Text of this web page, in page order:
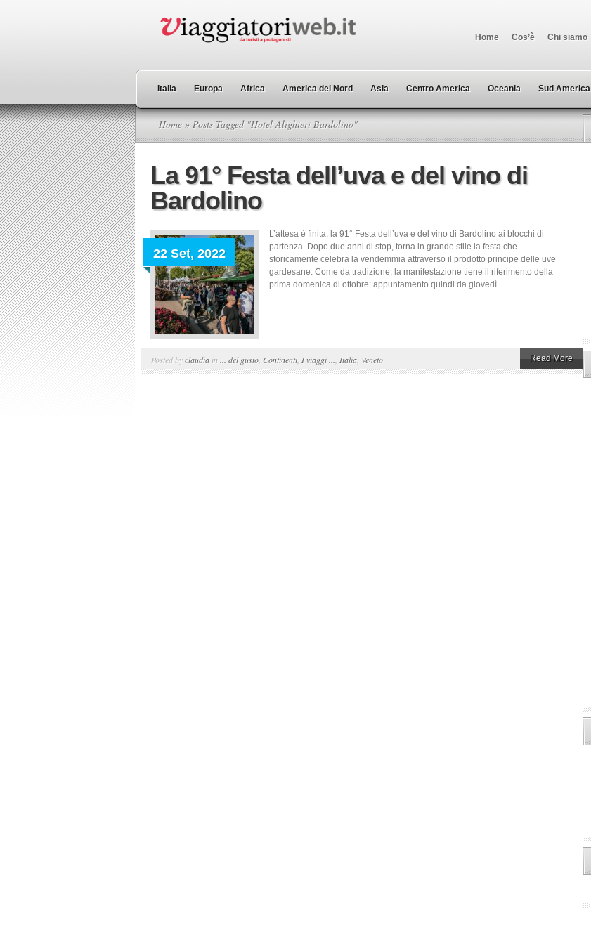
Home Cos’è Chi siamo
Italia Europa Africa America del Nord Asia Centro America Oceania Sud America
Home » Posts Tagged "Hotel Alighieri Bardolino"
La 91° Festa dell’uva e del vino di
Bardolino
22 Set, 2022
L’attesa è finita, la 91° Festa dell’uva e del vino di Bardolino ai blocchi di
partenza. Dopo due anni di stop, torna in grande stile la festa che
storicamente celebra la vendemmia attraverso il prodotto principe delle uve
gardesane. Come da tradizione, la manifestazione tiene il riferimento della
prima domenica di ottobre: appuntamento quindi da giovedì...
Posted byclaudia in ... del gusto Continenti, I viaggi ... Italia Veneto Read More